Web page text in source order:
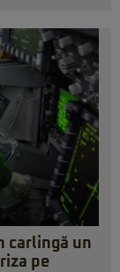
carlingă un
pe